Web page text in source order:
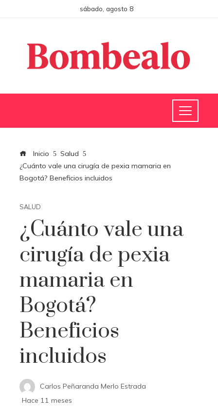
sábado, agosto 8
Inicio
Salud
¿Cuánto vale una cirugía de pexia mamaria en
Bogotá? Beneficios incluidos
SALUD
¿Cuánto vale una
cirugía de pexia
mamaria en
Bogotá?
Beneficios
incluidos
Carlos Peñaranda Merlo Estrada
Hace 11 meses